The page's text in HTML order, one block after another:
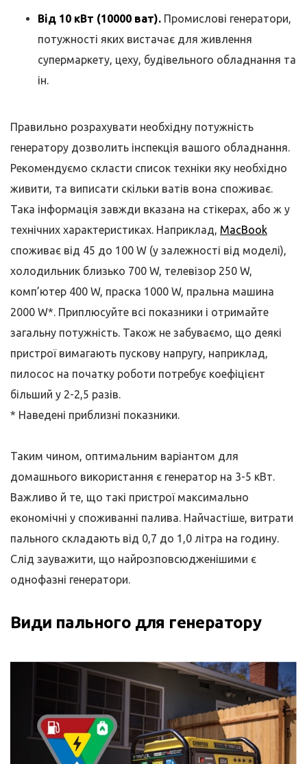
Від 10 кВт (10000 ват). Промислові генератори,
потужності яких вистачає для живлення
супермаркету, цеху, будівельного обладнання та
ін.
Правильно розрахувати необхідну потужність
генератору дозволить інспекція вашого обладнання.
Рекомендуємо скласти список техніки яку необхідно
живити, та виписати скільки ватів вона споживає.
Така інформація завжди вказана на стікерах, або ж у
технічних характеристиках. Наприклад, MacBook
споживає від 45 до 100 W (у залежності від моделі),
холодильник близько 700 W, телевізор 250 W,
комп’ютер 400 W, праска 1000 W, пральна машина
2000 W*. Приплюсуйте всі показники і отримайте
загальну потужність. Також не забуваємо, що деякі
пристрої вимагають пускову напругу, наприклад,
пилосос на початку роботи потребує коефіцієнт
більший у 2-2,5 разів.
* Наведені приблизні показники.
Таким чином, оптимальним варіантом для
домашнього використання є генератор на 3-5 кВт.
Важливо й те, що такі пристрої максимально
економічні у споживанні палива. Найчастіше, витрати
пального складають від 0,7 до 1,0 літра на годину.
Слід зауважити, що найрозповсюдженішими є
однофазні генератори.
Види пального для генератору